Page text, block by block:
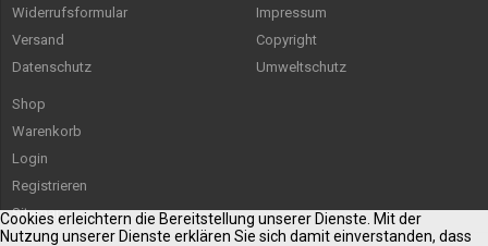
Widerrufsformular
Versand
Datenschutz
Impressum
Copyright
Umweltschutz
Shop
Warenkorb
Login
Registrieren
Sitemap
Cookies erleichtern die Bereitstellung unserer Dienste. Mit der
Nutzung unserer Dienste erklären Sie sich damit einverstanden, dass